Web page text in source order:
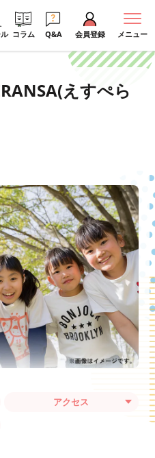
コラム Q&A 会員登録 メニュー
えすぺら
アクセス